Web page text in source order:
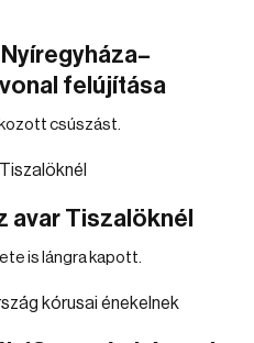
felújítása
csúszást.
avar Tiszalöknél
is lángra kapott.